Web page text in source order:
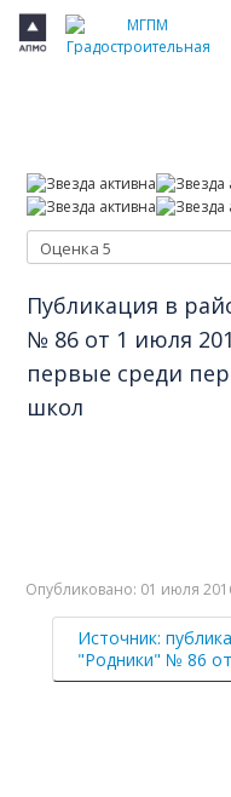
Награды
Отзывы заказчиков
Публикация в
№ 86 от 1 июля
первые среди
школ
Опубликовано: 01 июля
Источник:
"Родники" № 86